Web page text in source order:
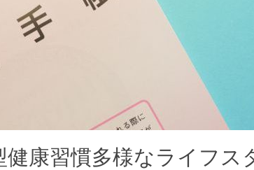
康習慣多様なライフス